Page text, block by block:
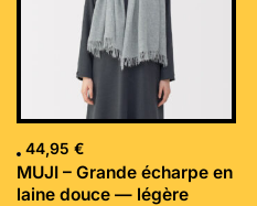
44,95 €
MUJI – Grande écharpe en
laine douce — légère